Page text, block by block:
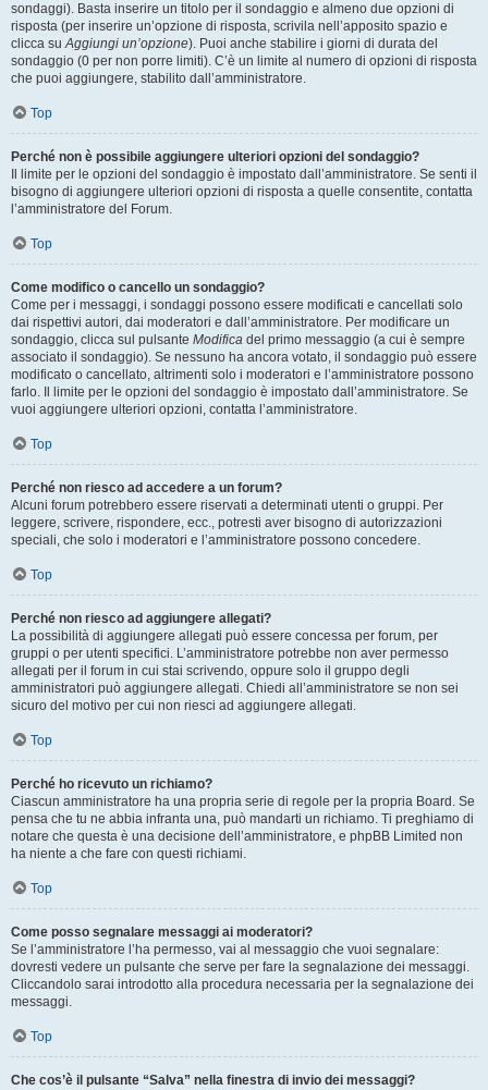
sondaggi). Basta inserire un titolo per il sondaggio e almeno due opzioni di
risposta (per inserire un’opzione di risposta, scrivila nell’apposito spazio e
clicca suAggiungi un’opzione). Puoi anche stabilire i giorni di durata del
sondaggio (0 per non porre limiti). C’è un limite al numero di opzioni di risposta
che puoi aggiungere, stabilito dall’amministratore.
Top
Perché non è possibile aggiungere ulteriori opzioni del sondaggio?
Il limite per le opzioni del sondaggio è impostato dall’amministratore. Se senti il
bisogno di aggiungere ulteriori opzioni di risposta a quelle consentite, contatta
l’amministratore del Forum.
Top
Come modifico o cancello un sondaggio?
Come per i messaggi, i sondaggi possono essere modificati e cancellati solo
dai rispettivi autori, dai moderatori e dall’amministratore. Per modificare un
sondaggio, clicca sul pulsante Modifica del primo messaggio (a cui è sempre
associato il sondaggio). Se nessuno ha ancora votato, il sondaggio può essere
modificato o cancellato, altrimenti solo i moderatori e l’amministratore possono
farlo. Il limite per le opzioni del sondaggio è impostato dall’amministratore. Se
vuoi aggiungere ulteriori opzioni, contatta l’amministratore.
Top
Perché non riesco ad accedere a un forum?
Alcuni forum potrebbero essere riservati a determinati utenti o gruppi. Per
leggere, scrivere, rispondere, ecc., potresti aver bisogno di autorizzazioni
speciali, che solo i moderatori e l’amministratore possono concedere.
Top
Perché non riesco ad aggiungere allegati?
La possibilità di aggiungere allegati può essere concessa per forum, per
gruppi o per utenti specifici. L’amministratore potrebbe non aver permesso
allegati per il forum in cui stai scrivendo, oppure solo il gruppo degli
amministratori può aggiungere allegati. Chiedi all’amministratore se non sei
sicuro del motivo per cui non riesci ad aggiungere allegati.
Top
Perché ho ricevuto un richiamo?
Ciascun amministratore ha una propria serie di regole per la propria Board. Se
pensa che tu ne abbia infranta una, può mandarti un richiamo. Ti preghiamo di
notare che questa è una decisione dell’amministratore, e phpBB Limited non
ha niente a che fare con questi richiami.
Top
Come posso segnalare messaggi ai moderatori?
Se l’amministratore l’ha permesso, vai al messaggio che vuoi segnalare:
dovresti vedere un pulsante che serve per fare la segnalazione dei messaggi.
Cliccandolo sarai introdotto alla procedura necessaria per la segnalazione dei
messaggi.
Top
Che cos’è il pulsante “Salva” nella finestra di invio dei messaggi?